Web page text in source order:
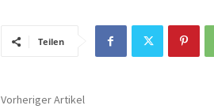
Teilen
Vorheriger Artikel